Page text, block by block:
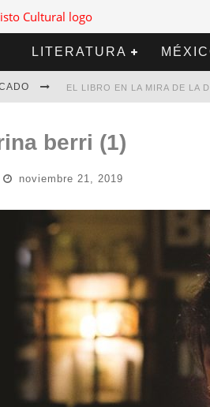
LITERATURA
EL LIBRO EN LA MIRA DE LA
DIEGO MERET | HOTEL
ALEJANDRA CORREA | LA
berri (1)
noviembre 21, 2019